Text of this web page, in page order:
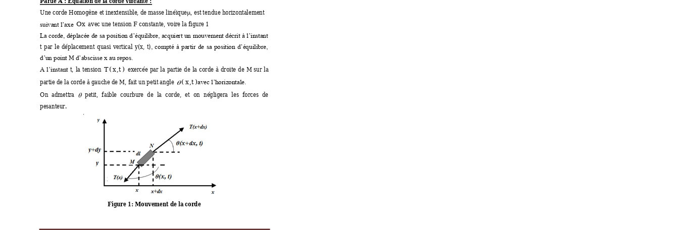
Une corde Homogène et inextensible, de masse linéique, est tendue horizontalement
suivant l’axe Ox avec une tension F constante, voire la figure 1
La corde, déplacée de sa position d’équilibre, acquiert un mouvement décrit à l’instant
t par le déplacement quasi vertical y(x, t), compté à partir de sa position d’équilibre,
d’un point M d’abscisse x au repos.
A l’instant t, la tension )
t
,
x
(
T exercée par la partie de la corde à droite de M sur la
partie de la corde à gauche de M, fait un petit angle )
t
,
x
(
 avec l’horizontale.
On admettra  petit, faible courbure de la corde, et on négligera les forces de
pesanteur.
Figure 1: Mouvement de la corde